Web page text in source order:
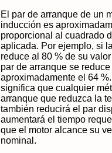
El par de arranque de un
inducción es
proporcional al cuadrado
aplicada. Por ejemplo, si
reduce al 80 % de su
par de arranque se reduce
aproximadamente el 64
significa que cualquier
arranque que reduzca la
también reducirá el par
aumentará el tiempo
que el motor alcance su
nominal.